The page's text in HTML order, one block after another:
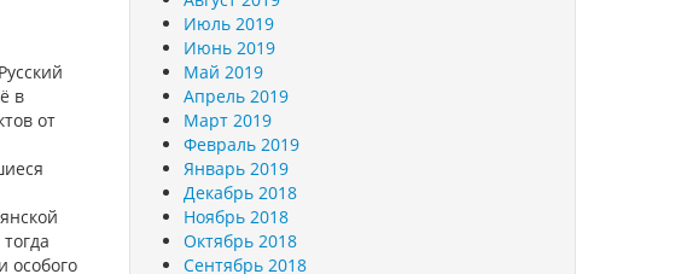
в
от
особого
Июль 2019
Июнь 2019
Май 2019
Апрель 2019
Март 2019
Февраль 2019
Январь 2019
Декабрь 2018
Ноябрь 2018
Октябрь 2018
Сентябрь 2018